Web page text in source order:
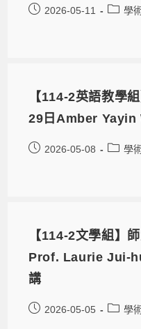
2026-05-11 學
【114-2英語教學
29日Amber Yayin
2026-05-08 學
【114-2文學組】
Prof. Laurie Jui-
講
2026-05-05 學